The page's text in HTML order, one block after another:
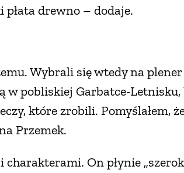
płata drewno – dodaje.
Wybrali się wtedy na
w pobliskiej Garbatce-
które zrobili. Pomyślałem,
Przemek.
On płynie